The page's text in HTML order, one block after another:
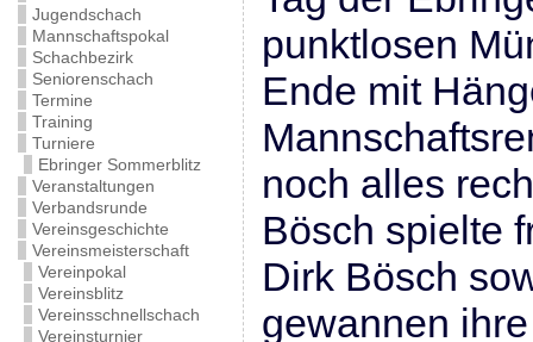
Jugendschach
Mannschaftspokal
Schachbezirk
Seniorenschach
Termine
Training
Turniere
Ebringer Sommerblitz
Veranstaltungen
Verbandsrunde
Vereinsgeschichte
Vereinsmeisterschaft
Vereinpokal
Vereinsblitz
Vereinsschnellschach
Vereinsturnier
punktlosen
Ende mit
noch alles
Bösch spielte
Dirk Bösch
gewannen